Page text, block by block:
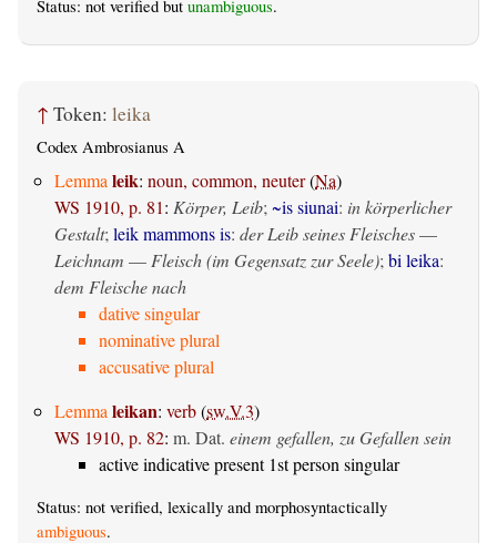
Status: not verified but unambiguous.
↑ Token: leika
Codex Ambrosianus A
Lemma leik: noun, common, neuter(Na)
WS 1910, p. 81: Körper, Leib; ~is siunai: in körperlicher
Gestalt; leik mammons is: der Leib seines Fleisches—
Leichnam — Fleisch (im Gegensatz zur Seele); bi leika:
dem Fleische nach
dative singular
nominative plural
accusative plural
Lemma leikan: verb(sw.V.3)
WS 1910, p. 82: m. Dat. einem gefallen, zu Gefallen sein
active indicative present 1st person singular
Status: not verified, lexically and morphosyntactically
ambiguous.